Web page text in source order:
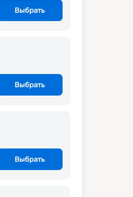
Выбрать
Выбрать
Выбрать